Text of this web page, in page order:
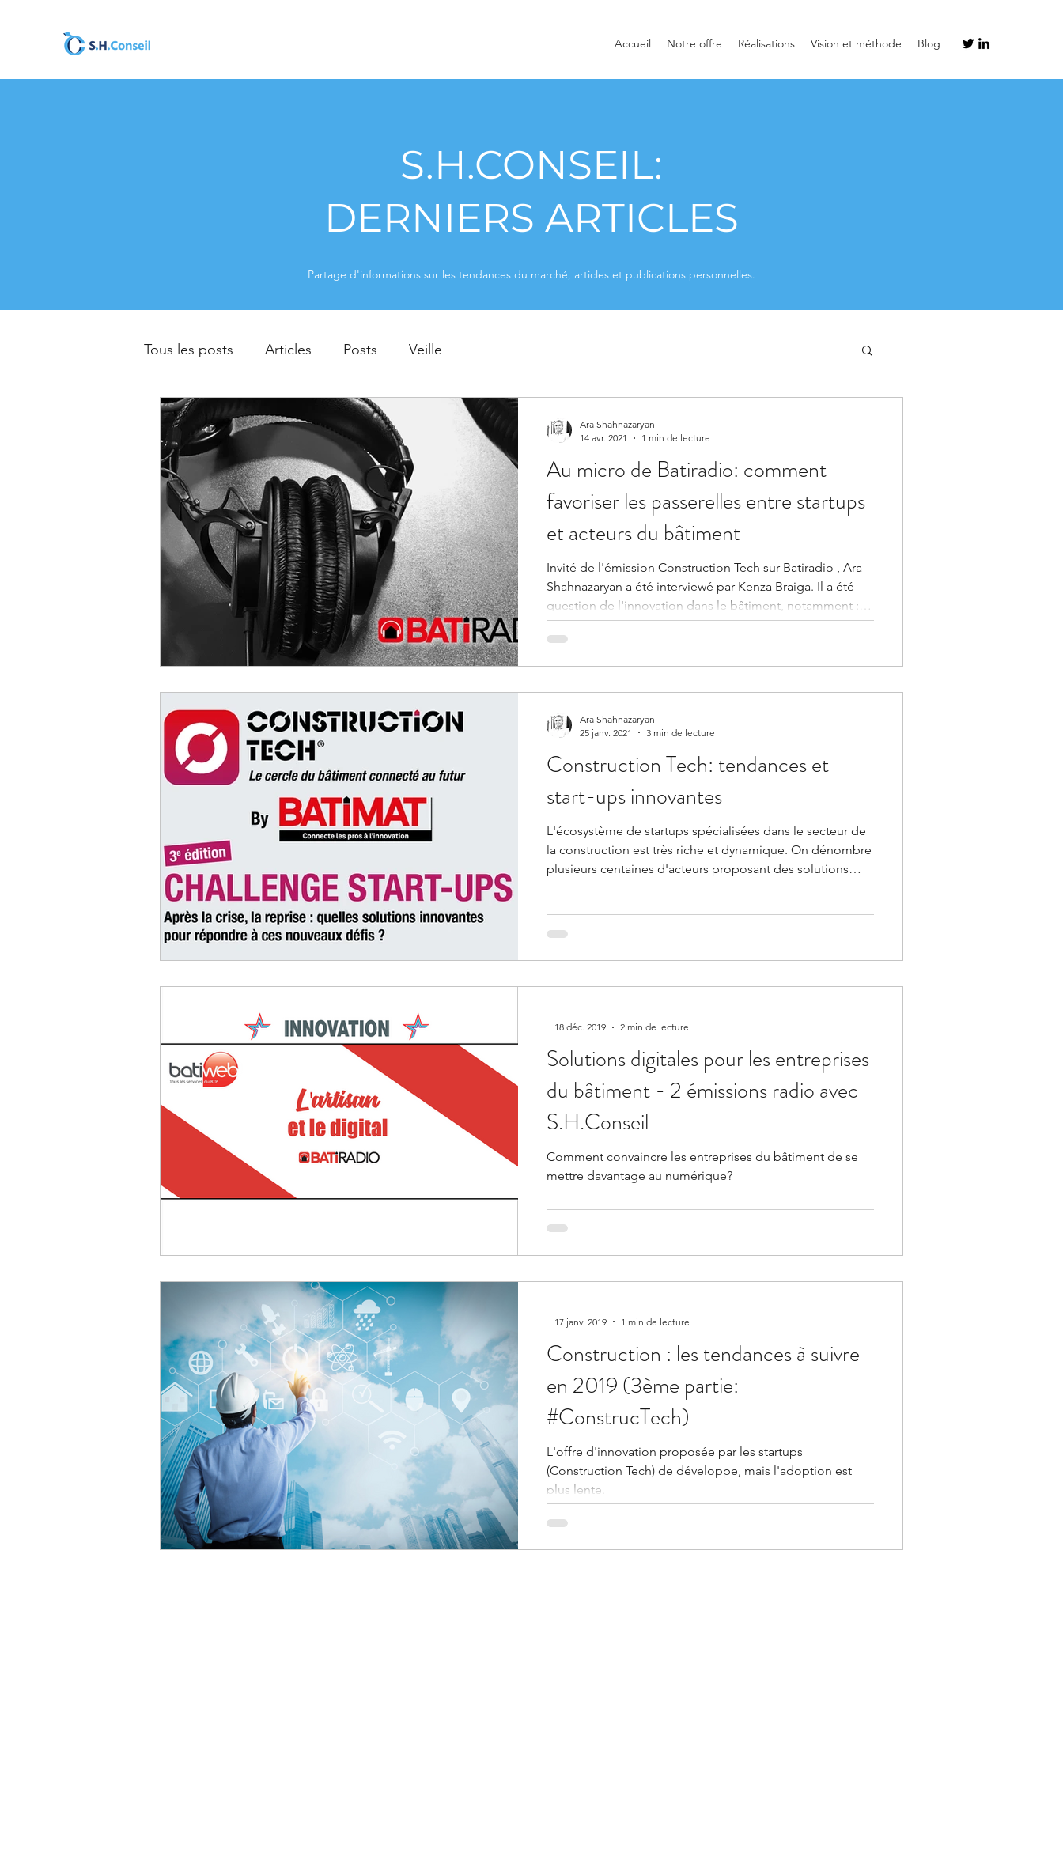
Accueil Notre offre Réalisations Vision et méthode Blog
S.H.CONSEIL:
DERNIERS ARTICLES
Partage d'informations sur les tendances du marché, articles et publications personnelles.
Tous les posts Articles Posts Veille
Au micro de Batiradio: comment
favoriser les passerelles entre startups
et acteurs du bâtiment
Invité de l'émission Construction Tech sur Batiradio , Ara
Shahnazaryan a été interviewé par Kenza Braiga. Il a été
question de l'innovation dans le bâtiment, notamment :
débrief du challenge Construction Tech que nous avions
évoqué dans un article précédent offre innovante
proposée par Keyclic (le lauréat parrainé lors du
domaine où il y a beaucoup à faire, en d
Ara Shahnazaryan
14 avr. 2021
1 min de lecture
Construction Tech: tendances et
start-ups innovantes
L'écosystème de startups spécialisées dans le secteur de
la construction est très riche et dynamique. On dénombre
plusieurs centaines d'acteurs proposant des solutions
intéressante à l'innovation, en ligne avec les
Ara Shahnazaryan
25 janv. 2021
3 min de lecture
Solutions digitales pour les entreprises
du bâtiment - 2 émissions radio avec
S.H.Conseil
Comment convaincre les entreprises du bâtiment de se
mettre davantage au numérique?
-
18 déc. 2019
2 min de lecture
Construction : les tendances à suivre
en 2019 (3ème partie:
#ConstrucTech)
L'offre d'innovation proposée par les startups
(Construction Tech) de développe, mais l'adoption est
plus lente.
-
17 janv. 2019
1 min de lecture